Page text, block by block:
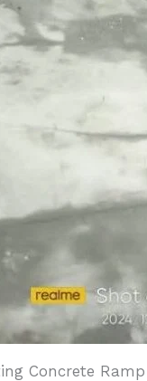
Concrete Ramp